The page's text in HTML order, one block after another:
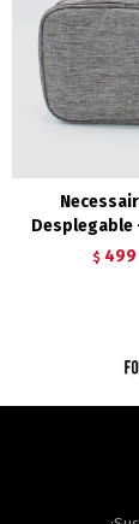
Desplegable
$ 499